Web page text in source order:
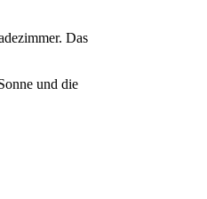
Das
und die